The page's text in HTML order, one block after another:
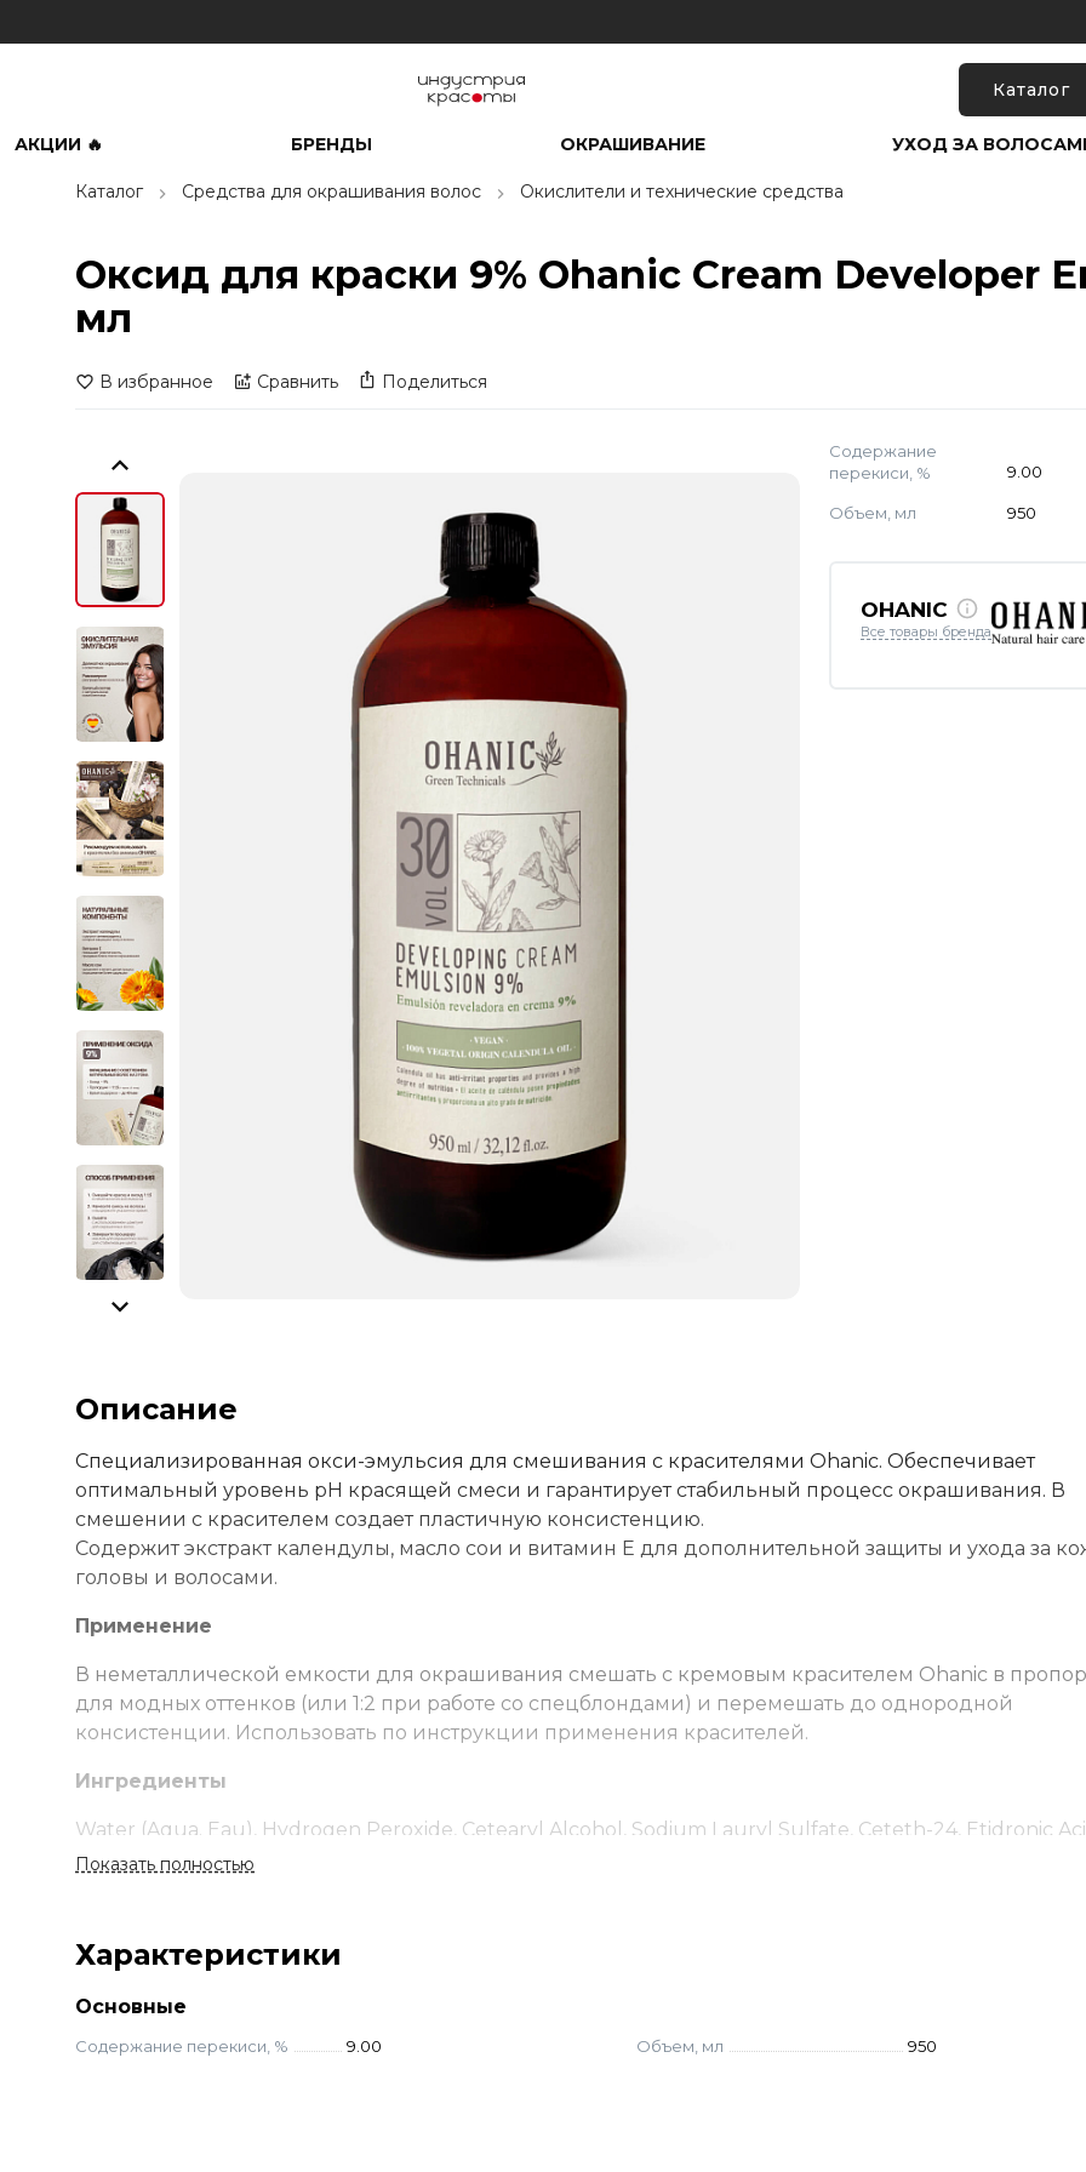
Каталог
АКЦИИ 🔥 БРЕНДЫ ОКРАШИВАНИЕ УХОД ЗА
Каталог Средства для окрашивания волос Окислители и технические средства
Оксид для краски 9% Ohanic Cream Developer
мл
В избранное Сравнить Поделиться
Содержание
перекиси, %
9.00
Объем, мл 950
OHANIC
Все товары бренда
Описание
Специализированная окси-эмульсия для смешивания с красителями Ohanic. Обеспечивает
оптимальный уровень pH красящей смеси и гарантирует стабильный процесс окрашивания. В
смешении с красителем создает пластичную консистенцию.
Содержит экстракт календулы, масло сои и витамин Е для дополнительной защиты и ухода за
головы и волосами.
Применение
В неметаллической емкости для окрашивания смешать с кремовым красителем Ohanic в
для модных оттенков (или 1:2 при работе со спецблондами) и перемешать до однородной
консистенции. Использовать по инструкции применения красителей.
Ингредиенты
Water (Aqua. Eau), Hydrogen Peroxide, Cetearyl Alcohol, Sodium Lauryl Sulfate, Ceteth-24, Etidronic
Oxyquinoline Sulfate, Disodium EDTA, Glycine Soja (Soybean) Oil, Calendula Officinalis Flower Extract,
Показать полностью
Характеристики
Основные
Содержание перекиси, % 9.00 Объем, мл 950